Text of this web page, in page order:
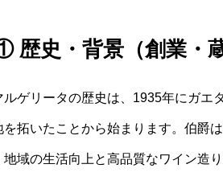
歴史・背景（創業・
ルゲリータの歴史は、1935年にガエ
を拓いたことから始まります。伯爵
地域の生活向上と高品質なワイン造